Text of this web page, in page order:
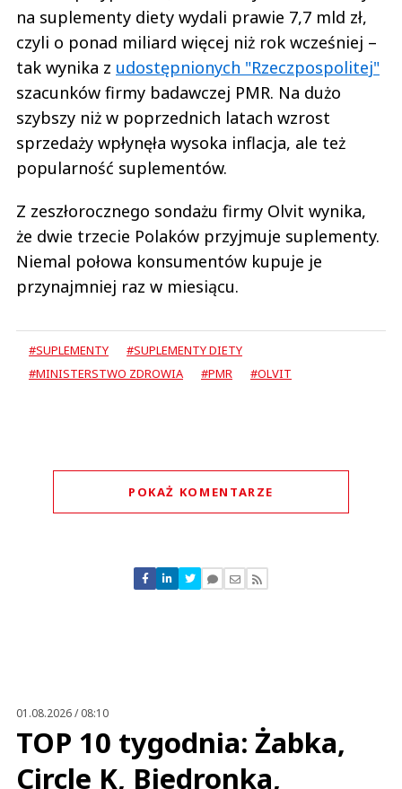
na suplementy diety wydali prawie 7,7 mld zł,
czyli o ponad miliard więcej niż rok wcześniej –
tak wynika z udostępnionych "Rzeczpospolitej"
szacunków firmy badawczej PMR. Na dużo
szybszy niż w poprzednich latach wzrost
sprzedaży wpłynęła wysoka inflacja, ale też
popularność suplementów.
Z zeszłorocznego sondażu firmy Olvit wynika,
że dwie trzecie Polaków przyjmuje suplementy.
Niemal połowa konsumentów kupuje je
przynajmniej raz w miesiącu.
#SUPLEMENTY
#SUPLEMENTY DIETY
#MINISTERSTWO ZDROWIA
#PMR #OLVIT
POKAŻ KOMENTARZE
Nie znaleziono komentarzy
Zostaw swoje komentarze
01.08.2026 / 08:10
TOP 10 tygodnia: Żabka,
Circle K, Biedronka,